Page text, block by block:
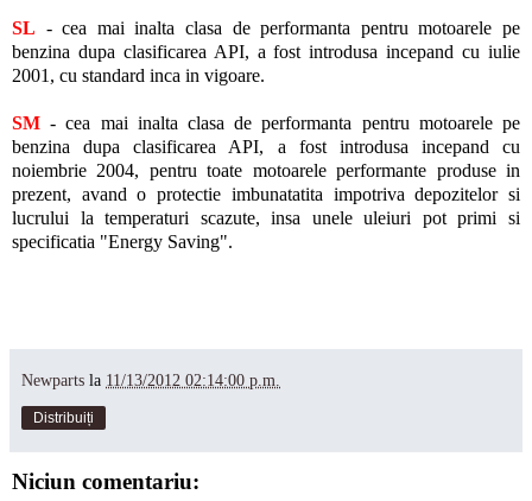
SL - cea mai inalta clasa de performanta pentru motoarele pe
benzina dupa clasificarea API, a fost introdusa incepand cu iulie
2001, cu standard inca in vigoare.
SM - cea mai inalta clasa de performanta pentru motoarele pe
benzina dupa clasificarea API, a fost introdusa incepand cu
noiembrie 2004, pentru toate motoarele performante produse in
prezent, avand o protectie imbunatatita impotriva depozitelor si
lucrului la temperaturi scazute, insa unele uleiuri pot primi si
specificatia "Energy Saving".
Newparts la 11/13/2012 02:14:00 p.m.
Distribuiți
Niciun comentariu: